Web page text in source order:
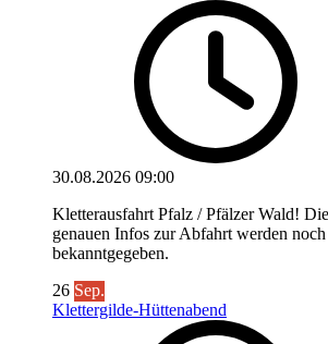
30.08.2026 09:00
Kletterausfahrt Pfalz / Pfälzer Wald! Die
genauen Infos zur Abfahrt werden noch
bekanntgegeben.
26 Sep.
Klettergilde-Hüttenabend